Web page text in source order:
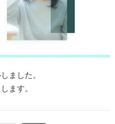
ました。
ます。